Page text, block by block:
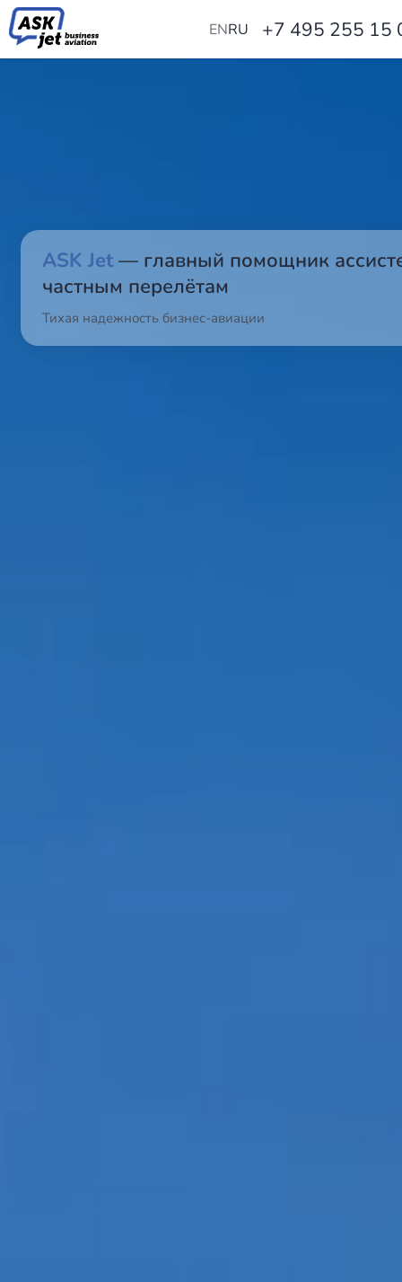
ENRU +7 495 255 15
ASK Jet— главный помощник
частным перелётам
Тихая надежность бизнес-авиации